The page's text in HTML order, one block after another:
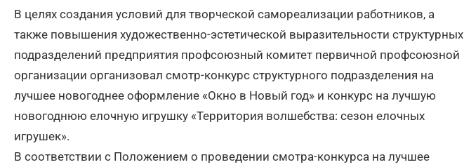
В целях создания условий для творческой самореализации работников, а
также повышения художественно-эстетической выразительности структурных
подразделений предприятия профсоюзный комитет первичной профсоюзной
организации организовал смотр-конкурс структурного подразделения на
лучшее новогоднее оформление «Окно в Новый год» и конкурс на лучшую
новогоднюю елочную игрушку «Территория волшебства: сезон елочных
игрушек».
В соответствии с Положением о проведении смотра-конкурса на лучшее